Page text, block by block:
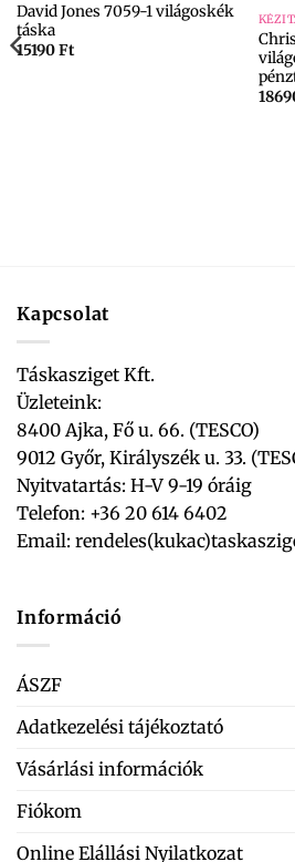
David Jones 7059-1 világoskék
táska
15190Ft
Kapcsolat
Táskasziget Kft.
Üzleteink:
8400 Ajka, Fő u. 66. (TESCO)
9012 Győr, Királyszék u. 33.
Nyitvatartás: H-V 9-19 óráig
Telefon: +36 20 614 6402
Email:
Információ
ÁSZF
Adatkezelési tájékoztató
Vásárlási információk
Fiókom
Online Elállási Nyilatkozat